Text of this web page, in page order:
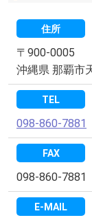
住所
〒900-0005
沖縄県 那覇市
TEL
098-860-7881
FAX
098-860-7881
E-MAIL